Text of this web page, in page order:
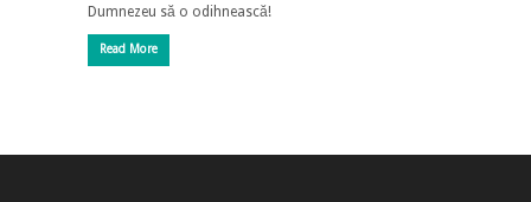
Dumnezeu să o odihnească!
Read More